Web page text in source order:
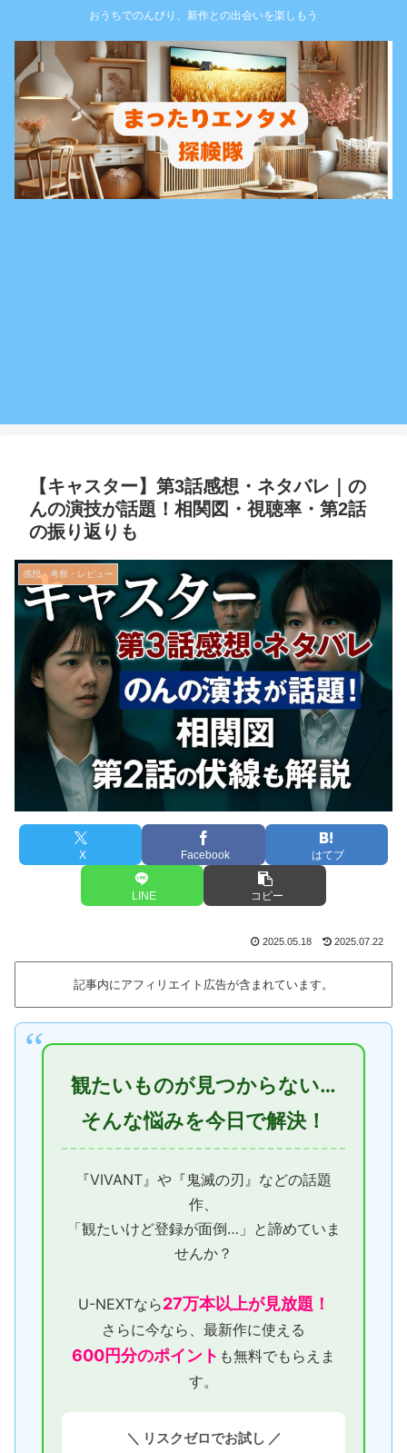
おうちでのんびり、新作との出会いを楽しもう
【キャスター】第3話感想・ネタバレ｜の
んの演技が話題！相関図・視聴率・第2話
の振り返りも
感想・考察・レビュー
X Facebook はてブ
LINE コピー
2025.05.18 2025.07.22
記事内にアフィリエイト広告が含まれています。
観たいものが見つからない…
そんな悩みを今日で解決！
『VIVANT』や『鬼滅の刃』などの話題
作、
「観たいけど登録が面倒…」と諦めていま
せんか？
U-NEXTなら27万本以上が見放題！
さらに今なら、最新作に使える
600円分のポイント も無料でもらえま
す。
＼ リスクゼロでお試し ／